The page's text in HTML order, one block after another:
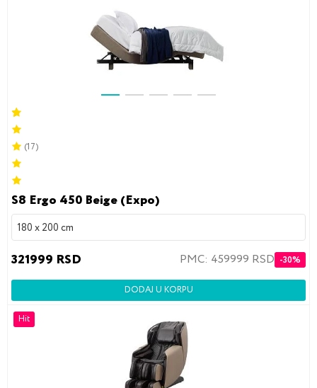
(17)
S8 Ergo 450 Beige (Expo)
180 x 200 cm
321999 RSD PMC: 459999 RSD -30%
DODAJ U KORPU
Hit